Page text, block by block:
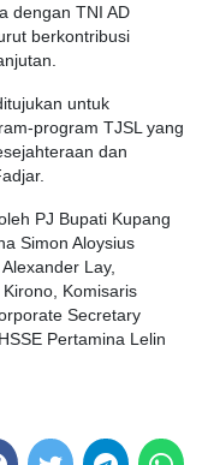
dengan TNI AD
berkontribusi
untuk
program TJSL yang
dan
PJ Bupati Kupang
Simon Aloysius
Lay,
Komisaris
Secretary
Pertamina Lelin